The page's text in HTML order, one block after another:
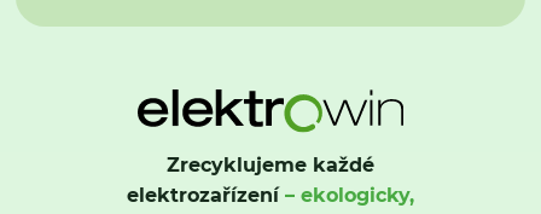
Zrecyklujeme každé
elektrozařízení– ekologicky,